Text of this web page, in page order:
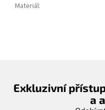
Materiál:
Exkluzivní
a